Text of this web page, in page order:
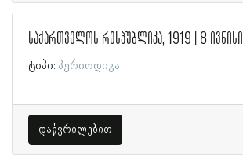
საქართველოს რესპუბლიკა, 1919 | 8 ივნისი
ტიპი: პერიოდიკა
დაწვრილებით